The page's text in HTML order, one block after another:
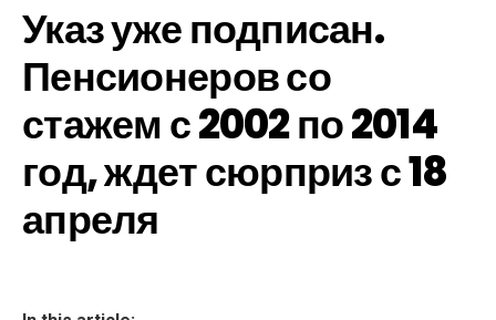
Указ уже подписан.
Пенсионеров со
стажем с 2002 по 2014
год, ждет сюрприз с 18
апреля